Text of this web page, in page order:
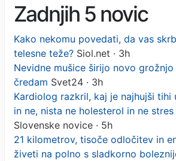
Zadnjih 5 novic
Kako nekomu povedati, da vas
telesne teže? Siol.net · 3h
Nevidne mušice širijo novo
čredam Svet24 · 3h
Kardiolog razkril, kaj je najhujši tihi
in ne, nista ne holesterol in ne stres
Slovenske novice · 5h
21 kilometrov, tisoče odločitev in
živeti na polno s sladkorno